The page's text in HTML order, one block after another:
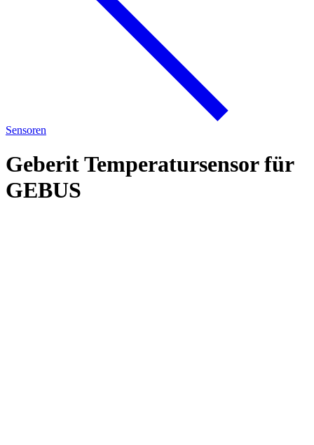
Sensoren
Geberit Temperatursensor für
GEBUS